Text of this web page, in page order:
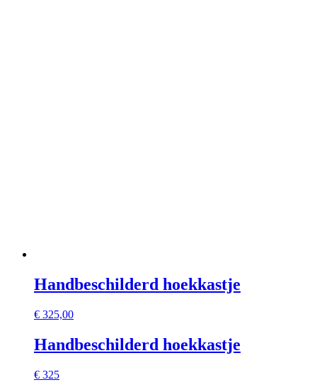
Handbeschilderd hoekkastje
€ 325,00
Handbeschilderd hoekkastje
€ 325